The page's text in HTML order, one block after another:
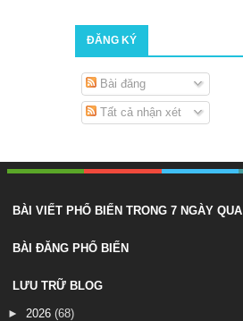
ĐĂNG KÝ
Bài đăng
Tất cả nhận xét
BÀI VIẾT PHỔ BIẾN TRONG 7 NGÀY QUA
BÀI ĐĂNG PHỔ BIẾN
LƯU TRỮ BLOG
► 2026 (68)